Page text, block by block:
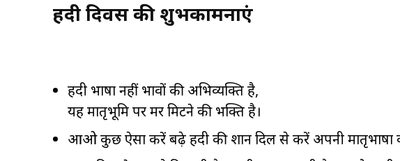
हिंदी दिवस की शुभकामनाएं
हिंदी भाषा नहीं भावों की अभिव्यक्ति है,
यह मातृभूमि पर मर मिटने की भक्ति है।
आओ कुछ ऐसा करें बढ़े हिंदी की शान दिल से करें अपनी मातृभाषा